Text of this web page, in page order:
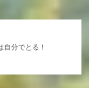
自分でとる！